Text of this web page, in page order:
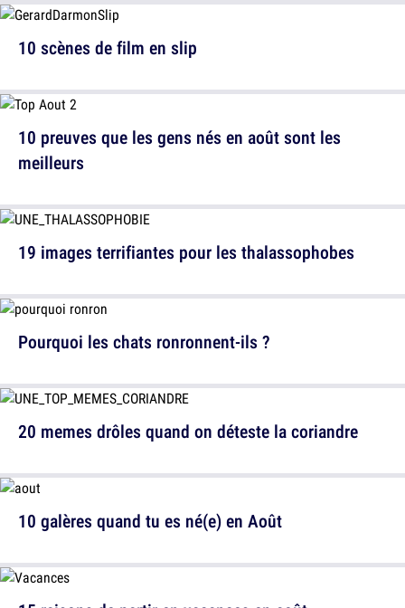
10 preuves que les gens nés en août sont les
meilleurs
Pourquoi les chats ronronnent-ils ?
10 galères quand tu es né(e) en Août
10 scènes de film en slip
19 images terrifiantes pour les thalassophobes
20 memes drôles quand on déteste la coriandre